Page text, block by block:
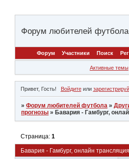
Форум любителей футбола
Форум Участники Поиск
Активные темы
Привет, Гость! Войдитеили
»Форум любителей футбола »
прогнозы » Бавария - Гамбург,
Бавария - Гамбург, онлайн трансляция
Страница:1